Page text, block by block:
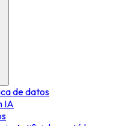
de datos
IA